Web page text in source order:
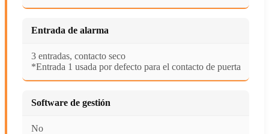
Entrada de alarma
3 entradas, contacto seco
*Entrada 1 usada por defecto para el contacto de puerta
Software de gestión
No